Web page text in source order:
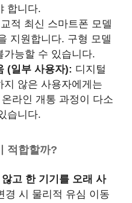
합니다.
적 최신 스마트폰 모델
지원합니다. 구형 모델
가능할 수 있습니다.
(일부 사용자): 디지털
지 않은 사용자에게는
라인 개통 과정이 다소
습니다.
적합할까?
고 한 기기를 오래 사
경 시 물리적 유심 이동